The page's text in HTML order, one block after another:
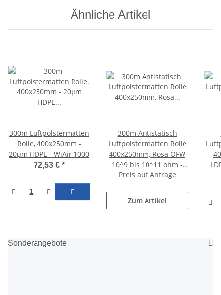
Ähnliche Artikel
300m Luftpolstermatten
Rolle, 400x250mm -
20µm HDPE - WiAir 1000
72,53 € *
300m Antistatisch
Luftpolstermatten Rolle
400x250mm, Rosa OFW
10^9 bis 10^11 ohm -
AF400
Preis auf Anfrage
Zum Artikel
Sonderangebote